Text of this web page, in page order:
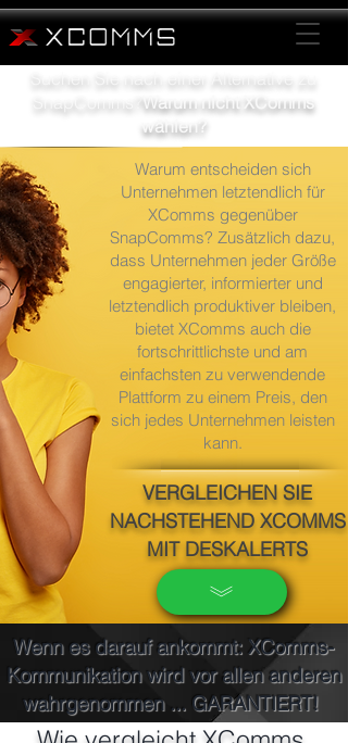
Suchen Sie nach einer Alternative zu
SnapComms?Warum nicht XComms
wählen?
Warum entscheiden sich
Unternehmen letztendlich für
XComms gegenüber
SnapComms? Zusätzlich dazu,
dass Unternehmen jeder Größe
engagierter, informierter und
letztendlich produktiver bleiben,
bietet XComms auch die
fortschrittlichste und am
einfachsten zu verwendende
Plattform zu einem Preis, den
sich jedes Unternehmen leisten
kann.
VERGLEICHEN SIE
NACHSTEHEND XCOMMS
MIT DESKALERTS
Wenn es darauf ankommt: XComms-
Kommunikation wird vor allen anderen
wahrgenommen ... GARANTIERT!